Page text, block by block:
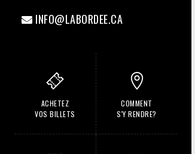
INFO@LABORDEE.CA
ACHETEZ
VOS BILLETS
COMMENT
S'Y RENDRE?